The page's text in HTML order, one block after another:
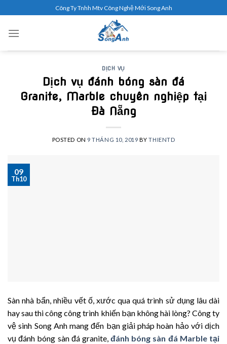
content
Công Ty Tnhh Mtv Công Nghệ Mới Song Anh
DỊCH VỤ
Dịch vụ đánh bóng sàn đá
Granite, Marble chuyên nghiệp tại
Đà Nẵng
POSTED ON 9 THÁNG 10, 2019 BYTHIENTD
09
Th10
Sàn nhà bẩn, nhiều vết ố, xước qua quá trình sử dụng lâu dài
hay sau thi công công trình khiến bạn không hài lòng? Công ty
vệ sinh Song Anh mang đến bạn giải pháp hoàn hảo với dịch
vụ đánh bóng sàn đá granite,đánh bóng sàn đá Marble tại